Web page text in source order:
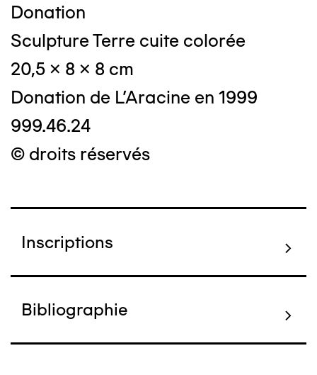
Donation
Sculpture Terre cuite colorée
20,5 x 8 x 8 cm
Donation de L'Aracine en 1999
999.46.24
© droits réservés
Inscriptions
Bibliographie